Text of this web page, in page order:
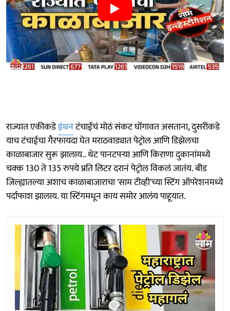
राज्यात एकीकडेइंधनटंचाईचं मोठं संकट घोंगावत असताना, दुसरीकडे
याच टंचाईचा गैरफायदा घेत मराठवाड्यात पेट्रोल आणि डिझेलचा
काळाबाजार सुरू झालाय.. थेट पानटपऱ्या आणि किराणा दुकानांमध्ये
चक्क 130 ते 135 रुपये प्रति लिटर दरानं पेट्रोल विकलं जातंय. बीड
जिल्ह्यातल्या अशाच काळाबाजाराचा 'साम टीव्ही'च्या स्टिंग ऑपरेशनमध्ये
पर्दाफाश झालाय. या स्टिंगमधून काय समोर आलंय पाहूयात.